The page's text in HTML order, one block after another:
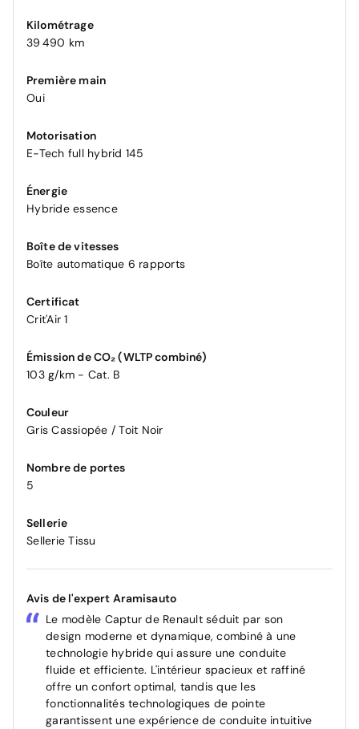
Kilométrage
39 490 km
Première main
Oui
Motorisation
E-Tech full hybrid 145
Énergie
Hybride essence
Boîte de vitesses
Boîte automatique 6 rapports
Certificat
Crit'Air 1
Émission de CO₂ (WLTP combiné)
103 g/km - Cat. B
Couleur
Gris Cassiopée / Toit Noir
Nombre de portes
5
Sellerie
Sellerie Tissu
Avis de l'expert Aramisauto
Le modèle Captur de Renault séduit par son
design moderne et dynamique, combiné à une
technologie hybride qui assure une conduite
fluide et efficiente. L'intérieur spacieux et raffiné
offre un confort optimal, tandis que les
fonctionnalités technologiques de pointe
garantissent une expérience de conduite intuitive